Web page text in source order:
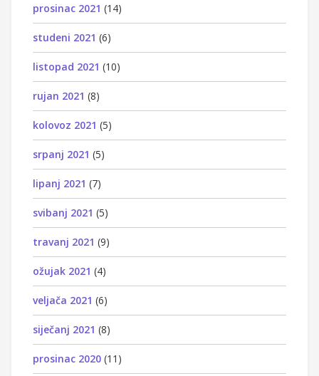
prosinac 2021 (14)
studeni 2021 (6)
listopad 2021 (10)
rujan 2021 (8)
kolovoz 2021 (5)
srpanj 2021 (5)
lipanj 2021 (7)
svibanj 2021 (5)
travanj 2021 (9)
ožujak 2021 (4)
veljača 2021 (6)
siječanj 2021 (8)
prosinac 2020 (11)